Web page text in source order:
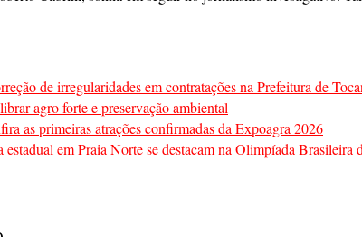
de irregularidades em contratações na Prefeitura de
agro forte e preservação ambiental
as primeiras atrações confirmadas da Expoagra 2026
estadual em Praia Norte se destacam na Olimpíada Brasileira